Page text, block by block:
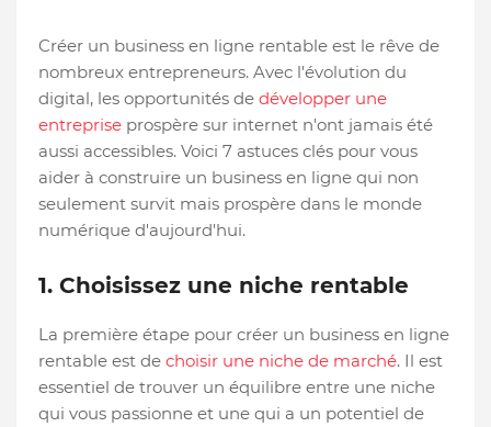
Créer un business en ligne rentable est le rêve de
nombreux entrepreneurs. Avec l'évolution du
digital, les opportunités de développer une
entreprise prospère sur internet n'ont jamais été
aussi accessibles. Voici 7 astuces clés pour vous
aider à construire un business en ligne qui non
seulement survit mais prospère dans le monde
numérique d'aujourd'hui.
1. Choisissez une niche rentable
La première étape pour créer un business en ligne
rentable est de choisir une niche de marché. Il est
essentiel de trouver un équilibre entre une niche
qui vous passionne et une qui a un potentiel de